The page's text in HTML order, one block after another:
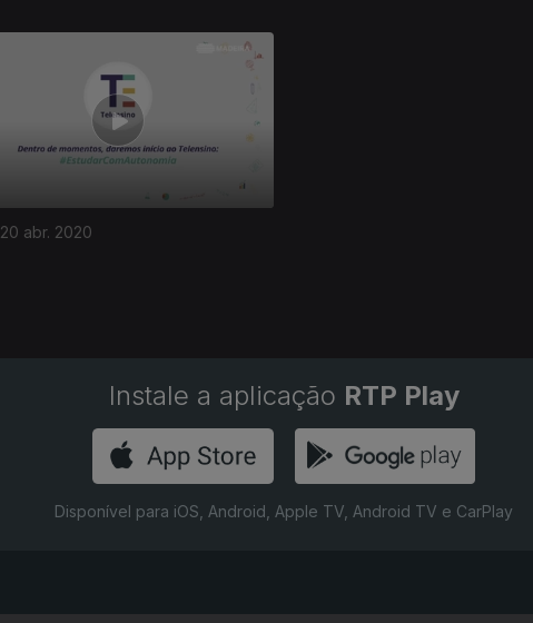
20 abr. 2020
Instale a aplicação RTP Play
Disponível para iOS, Android, Apple TV, Android TV e CarPlay